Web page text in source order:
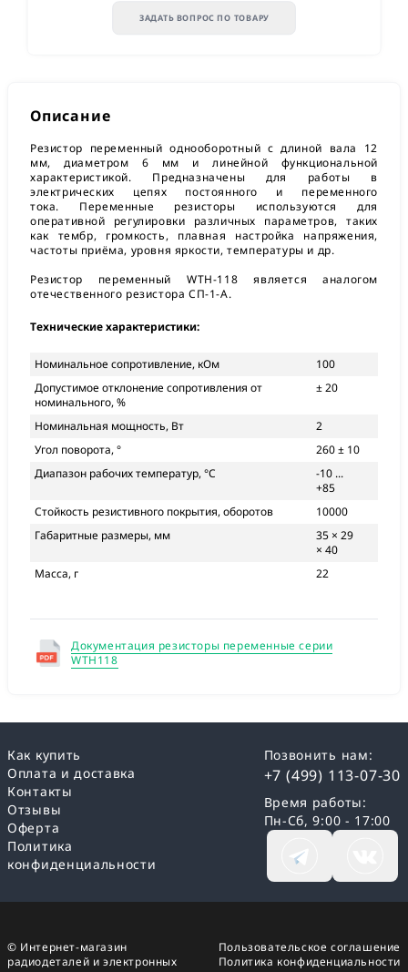
ЗАДАТЬ ВОПРОС ПО ТОВАРУ
Описание
Резистор переменный однооборотный с длиной вала 12
мм, диаметром 6 мм и линейной функциональной
характеристикой. Предназначены для работы в
электрических цепях постоянного и переменного
тока. Переменные резисторы используются для
оперативной регулировки различных параметров, таких
как тембр, громкость, плавная настройка напряжения,
частоты приёма, уровня яркости, температуры и др.
Резистор переменный WTH-118 является аналогом
отечественного резистора СП-1-А.
Технические характеристики:
Номинальное сопротивление, кОм
100
Допустимое отклонение сопротивления от
номинального, %
± 20
Номинальная мощность, Вт
2
Угол поворота, °
260 ± 10
Диапазон рабочих температур, °С
-10 ...
+85
Стойкость резистивного покрытия, оборотов
10000
Габаритные размеры, мм
35 × 29
× 40
Масса, г
22
Документация резисторы переменные серии
WTH118
Как купить
Оплата и доставка
Контакты
Отзывы
Оферта
Политика
конфиденциальности
Позвонить нам:
+7 (499) 113-07-30
Время работы:
Пн-Сб, 9:00 - 17:00
© Интернет-магазин
радиодеталей и электронных
Пользовательское соглашение
Политика конфиденциальности